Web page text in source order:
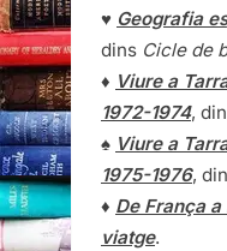
♥ Geografia
dins Cicle de
♦ Viure a
1972-1974,
♠ Viure a
1975-1976,
♦ De França
viatge.